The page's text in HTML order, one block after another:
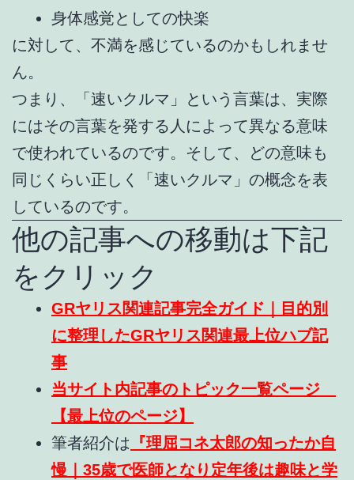
身体感覚としての快楽
に対して、不満を感じているのかもしれませ
ん。
つまり、「速いクルマ」という言葉は、実際
にはその言葉を発する人によって異なる意味
で使われているのです。そして、どの意味も
同じくらい正しく「速いクルマ」の概念を表
しているのです。
他の記事への移動は下記
をクリック
GRヤリス関連記事完全ガイド｜目的別
に整理したGRヤリス関連最上位ハブ記
事
当サイト内記事のトピック一覧ページ
【最上位のページ】
筆者紹介は 『理屈コネ太郎の知ったか自
慢｜35歳で医師となり定年後は趣味と学